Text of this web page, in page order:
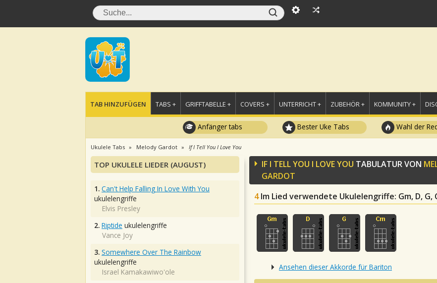
TAB HINZUFÜGEN TABS + GRIFFTABELLE + COVERS + UNTERRICHT + ZUBEHÖR + KOMMUNITY +
Anfänger tabs Bester Uke Tabs Wahl der
Ukulele Tabs Melody Gardot If I Tell You I Love You
IF I TELL YOU I LOVE YOU TABULATUR VON
GARDOT
4 Im Lied verwendete Ukulelengriffe: Gm, D, G,
Ansehen dieser Akkorde für Bariton
TOP UKULELE LIEDER (AUGUST)
1. Can't Help Falling In Love With You
ukulelengriffe
Elvis Presley
2. Riptide ukulelengriffe
Vance Joy
3. Somewhere Over The Rainbow
ukulelengriffe
Israel Kamakawiwo'ole